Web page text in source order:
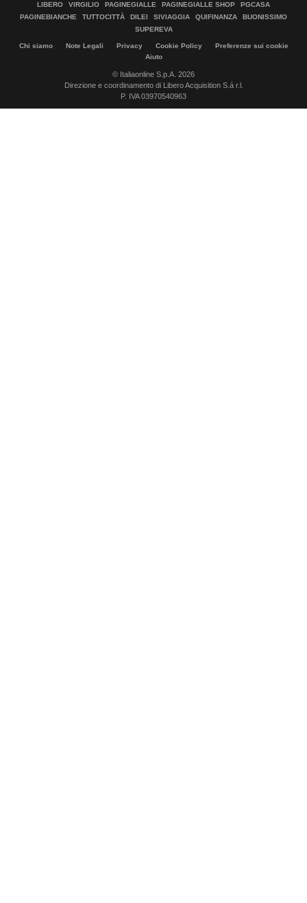
LIBERO VIRGILIO PAGINEGIALLE PAGINEGIALLE SHOP
PGCASA
PAGINEBIANCHE
TUTTOCITTÀ DILEI SIVIAGGIA QUIFINANZA
BUONISSIMO
SUPEREVA
Chi siamo Note Legali Privacy Cookie Policy
Preferenze sui cookie
Aiuto
© Italiaonline S.p.A. 2026
Direzione e coordinamento di Libero Acquisition S.á r.l.
P. IVA 03970540963